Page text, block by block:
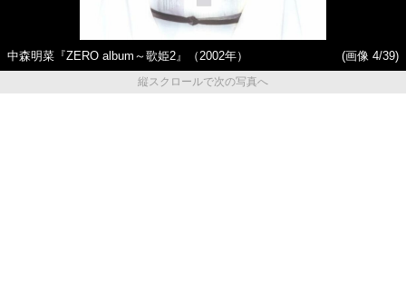
中森明菜『ZERO album～歌姫2』（2002年）
(画像 4/39)
縦スクロールで次の写真へ